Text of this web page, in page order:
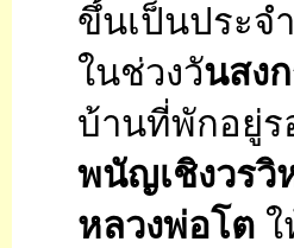
ขึ้นเป็นประจ
ในช่วงวันสง
บ้านที่พักอยู่ร
พนัญเชิงวรวิ
หลวงพ่อโต